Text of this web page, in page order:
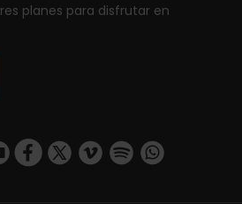
planes para disfrutar en
valencia/mycompany/ visit_valencia/
www.youtube.com/user/
https://www.facebook.com/
https://twitter.com/
https://vimeo.com/
https://https://api.whatsapp.com/